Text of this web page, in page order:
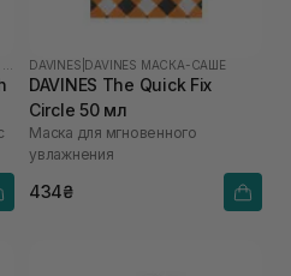
DAVINES DAVINES МАСКА-САШЕ
DAVINES The Quick Fix
Circle 50 мл
Маска для мгновенного
увлажнения
434₴